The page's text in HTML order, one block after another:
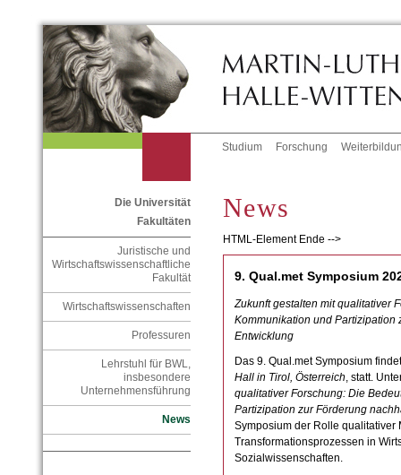
Studium Forschung
Die Universität
Fakultäten
Juristische und
Wirtschaftswissenschaftliche
Fakultät
Wirtschaftswissenschaften
Professuren
Lehrstuhl für BWL,
insbesondere
Unternehmensführung
News
News
HTML-Element Ende -->
9. Qual.met Symposium
Zukunft gestalten mit qualitativer
Kommunikation und Partizipation
Entwicklung
Das 9. Qual.met Symposium
Hall in Tirol, Österreich, statt.
qualitativer Forschung: Die
Partizipation zur Förderung
Symposium der Rolle qualitativer
Transformationsprozessen in
Sozialwissenschaften.